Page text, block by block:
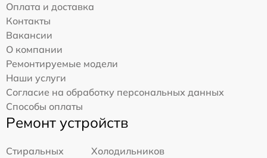
Оплата и доставка
Контакты
Вакансии
О компании
Ремонтируемые модели
Наши услуги
Согласие на обработку персональных данных
Способы оплаты
Ремонт устройств
Стиральных
Холодильников